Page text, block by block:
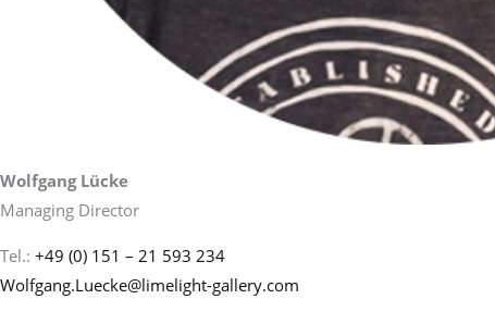
Wolfgang Lücke
Managing Director
Tel.: +49 (0) 151 – 21 593 234
Wolfgang.Luecke@limelight-gallery.com